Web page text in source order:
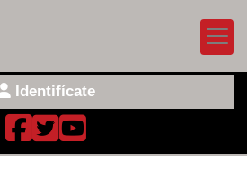
Identifícate